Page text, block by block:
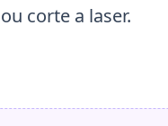
corte a laser.